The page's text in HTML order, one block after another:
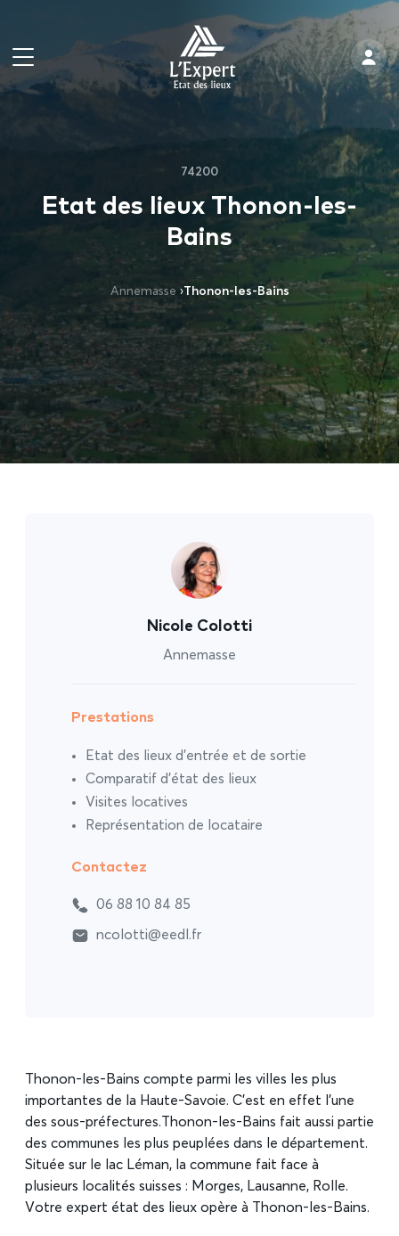
74200
Etat des lieux Thonon-les-
Bains
Annemasse ›Thonon-les-Bains
Thonon-les-Bains compte parmi les villes les plus
importantes de la Haute-Savoie. C’est en effet l’une
des sous-préfectures.Thonon-les-Bains fait aussi partie
des communes les plus peuplées dans le département.
Située sur le lac Léman, la commune fait face à
plusieurs localités suisses : Morges, Lausanne, Rolle.
Votre expert état des lieux opère à Thonon-les-Bains.
Nicole Colotti
Annemasse
Prestations
Etat des lieux d’entrée et de sortie
Comparatif d’état des lieux
Visites locatives
Représentation de locataire
Contactez
06 88 10 84 85
ncolotti@eedl.fr